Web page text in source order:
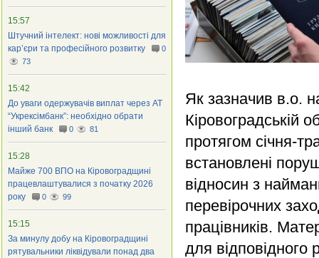
Як зазначив в.о.
Кіровоградській
протягом січня-
встановлені
відносин з
перевірочних
працівників.
для відповідного
15:57
Штучний інтелект: нові можливості для
кар’єри та професійного розвитку
0
73
15:42
До уваги одержувачів виплат через АТ
“Укрексімбанк”: необхідно обрати
інший банк
0 81
15:28
Майже 700 ВПО на Кіровоградщині
працевлаштувалися з початку 2026
року
0 99
15:15
За минулу добу на Кіровоградщині
рятувальники ліквідували понад два